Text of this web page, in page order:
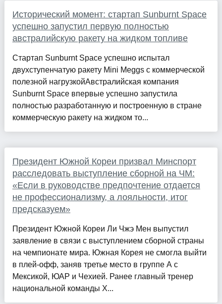
Исторический момент: стартап Sunburnt Space
успешно запустил первую полностью
австралийскую ракету на жидком топливе
Стартап Sunburnt Space успешно испытал
двухступенчатую ракету Mini Meggs с коммерческой
полезной нагрузкойАвстралийская компания
Sunburnt Space впервые успешно запустила
полностью разработанную и построенную в стране
коммерческую ракету на жидком то...
Президент Южной Кореи призвал Минспорт
расследовать выступление сборной на ЧМ:
«Если в руководстве предпочтение отдается
не профессионализму, а лояльности, итог
предсказуем»
Президент Южной Кореи Ли Чжэ Мен выпустил
заявление в связи с выступлением сборной страны
на чемпионате мира. Южная Корея не смогла выйти
в плей-офф, заняв третье место в группе А с
Мексикой, ЮАР и Чехией. Ранее главный тренер
национальной команды Х...